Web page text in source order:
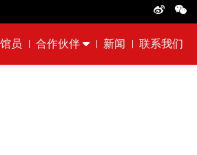
员 合作伙伴 新闻 联系我们